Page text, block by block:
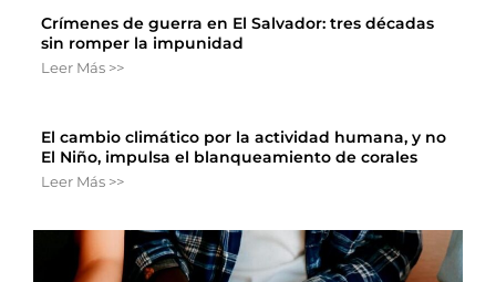
Crímenes de guerra en El Salvador: tres décadas
sin romper la impunidad
Leer Más >>
El cambio climático por la actividad humana, y no
El Niño, impulsa el blanqueamiento de corales
Leer Más >>